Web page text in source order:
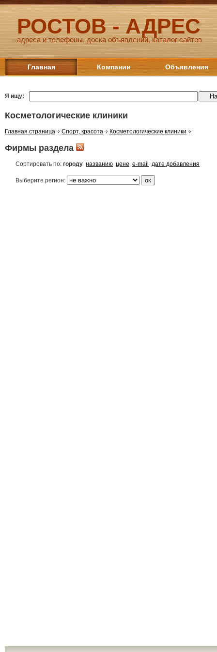
РОСТОВ - АДРЕС
адреса и телефоны, доска объявлений, каталог сайтов
Главная Компании Объявления
Я ищу:
Косметологические клиники
Главная страница Спорт, красота Косметологические клиники
Фирмы раздела
Сортировать по: городу названию цене e-mail дате добавления
Выберите регион: